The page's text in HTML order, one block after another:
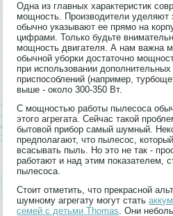
Одна из главных характеристик
мощность. Производители
обычно указывают ее прямо на
цифрами. Только будьте
мощность двигателя. А нам важна
обычной уборки достаточно
при использовании
приспособлений (например,
выше - около 300-350 Вт.
С мощностью работы пылесоса
этого агрегата. Сейчас такой
бытовой прибор самый шумный.
предполагают, что пылесос,
всасывать пыль. Но это не так -
работают и над этим показателем,
пылесоса.
Стоит отметить, что прекрасной
шумному агрегату могут стать
семей с детьми Thomas. Они